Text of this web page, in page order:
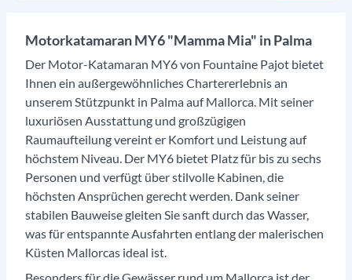
Motorkatamaran MY6 "Mamma Mia" in Palma
Der Motor-Katamaran MY6 von Fountaine Pajot bietet
Ihnen ein außergewöhnliches Chartererlebnis an
unserem Stützpunkt in Palma auf Mallorca. Mit seiner
luxuriösen Ausstattung und großzügigen
Raumaufteilung vereint er Komfort und Leistung auf
höchstem Niveau. Der MY6 bietet Platz für bis zu sechs
Personen und verfügt über stilvolle Kabinen, die
höchsten Ansprüchen gerecht werden. Dank seiner
stabilen Bauweise gleiten Sie sanft durch das Wasser,
was für entspannte Ausfahrten entlang der malerischen
Küsten Mallorcas ideal ist.